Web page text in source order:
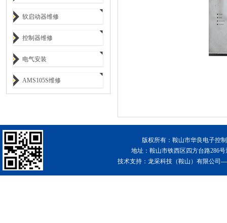
软启动器维修
控制器维修
电气安装
AMS105S维修
版权所有：鞍山市华良电子
地址：鞍山市铁西区四方台路286
技术支持： 龙采科技（鞍山）有限公司